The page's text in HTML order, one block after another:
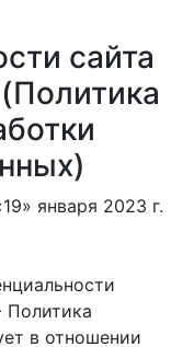
сайта
января 2023 г.